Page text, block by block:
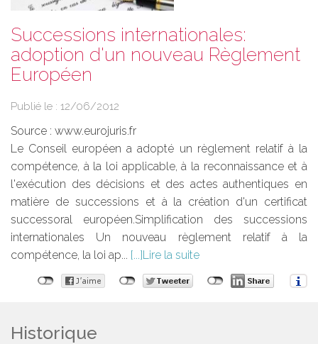
Successions internationales:
adoption d'un nouveau Règlement
Européen
Publié le : 12/06/2012
Source : www.eurojuris.fr
Le Conseil européen a adopté un règlement relatif à la
compétence, à la loi applicable, à la reconnaissance et à
l'exécution des décisions et des actes authentiques en
matière de successions et à la création d'un certificat
successoral européen.Simplification des successions
internationales Un nouveau règlement relatif à la
compétence, la loi ap...
Lire la suite
Historique